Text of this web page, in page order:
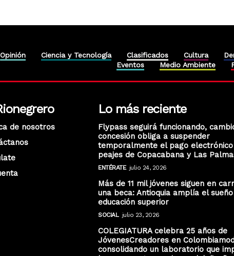
Opinión Ciencia y Tecnología Clasificados Cultura
Eventos
Medio Ambiente
de nosotros
Lo más reciente
Flypass seguirá funcionando,
concesión obliga a suspender
temporalmente el pago
peajes de Copacabana y Las
ENTÉRATE julio 24, 2026
Más de 11 mil jóvenes siguen en
una beca: Antioquia amplía el
educación superior
SOCIAL julio 23, 2026
COLEGIATURA celebra 25 años de
JóvenesCreadores en
consolidando un laboratorio que